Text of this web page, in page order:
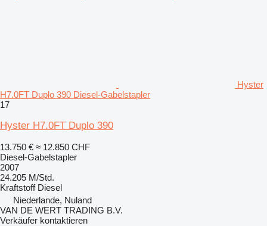
Hyster
H7.0FT Duplo 390 Diesel-Gabelstapler
17
Hyster H7.0FT Duplo 390
13.750 € ≈ 12.850 CHF
Diesel-Gabelstapler
2007
24.205 M/Std.
Kraftstoff Diesel
Niederlande, Nuland
VAN DE WERT TRADING B.V.
Verkäufer kontaktieren